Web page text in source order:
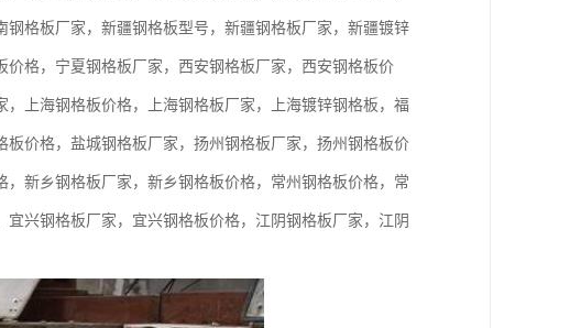
格板厂家，新疆钢格板型号，新疆钢格板厂家，新疆镀锌
格，宁夏钢格板厂家，西安钢格板厂家，西安钢格板价
上海钢格板价格，上海钢格板厂家，上海镀锌钢格板，福
价格，盐城钢格板厂家，扬州钢格板厂家，扬州钢格板价
新乡钢格板厂家，新乡钢格板价格，常州钢格板价格，常
兴钢格板厂家，宜兴钢格板价格，江阴钢格板厂家，江阴